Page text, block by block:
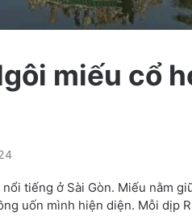
miếu cổ
tiếng ở Sài Gòn. Miếu nằm
uốn mình hiện diện. Mỗi dịp